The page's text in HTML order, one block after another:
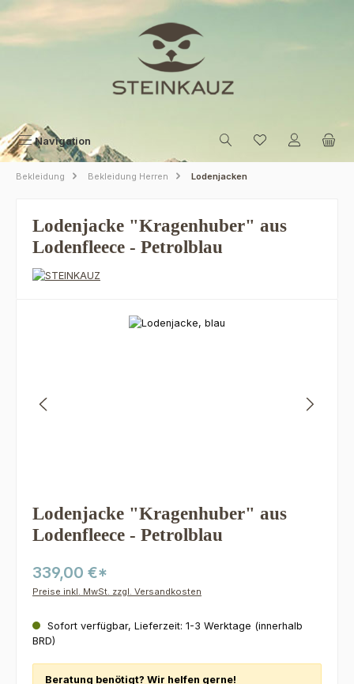
Zum Hauptinhalt springen
Navigation
Bekleidung Bekleidung Herren Lodenjacken
Lodenjacke "Kragenhuber" aus
Lodenfleece - Petrolblau
Bildergalerie überspringen
Lodenjacke "Kragenhuber" aus
Lodenfleece - Petrolblau
339,00 €*
Preise inkl. MwSt. zzgl. Versandkosten
Sofort verfügbar, Lieferzeit: 1-3 Werktage (innerhalb
BRD)
Beratung benötigt? Wir helfen gerne!